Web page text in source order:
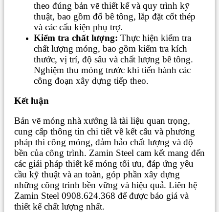
theo đúng bản vẽ thiết kế và quy trình kỹ
thuật, bao gồm đổ bê tông, lắp đặt cốt thép
và các cấu kiện phụ trợ.
Kiểm tra chất lượng: Thực hiện kiểm tra
chất lượng móng, bao gồm kiểm tra kích
thước, vị trí, độ sâu và chất lượng bê tông.
Nghiệm thu móng trước khi tiến hành các
công đoạn xây dựng tiếp theo.
Kết luận
Bản vẽ móng nhà xưởng là tài liệu quan trọng,
cung cấp thông tin chi tiết về kết cấu và phương
pháp thi công móng, đảm bảo chất lượng và độ
bền của công trình. Zamin Steel cam kết mang đến
các giải pháp thiết kế móng tối ưu, đáp ứng yêu
cầu kỹ thuật và an toàn, góp phần xây dựng
những công trình bền vững và hiệu quả. Liên hệ
Zamin Steel 0908.624.368 để được báo giá và
thiết kế chất lượng nhất.